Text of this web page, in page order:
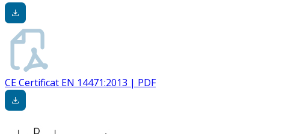
CE Certificat EN 14471:2013 | PDF